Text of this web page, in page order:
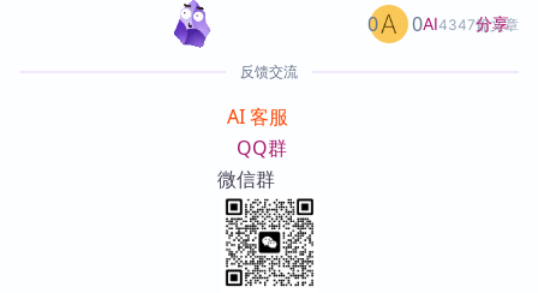
AI4347篇文章
0 0 分享
反馈交流
AI 客服
QQ群
微信群